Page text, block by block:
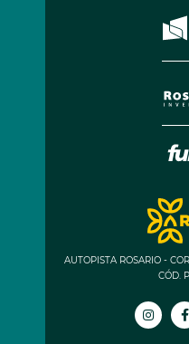
AUTOPISTA ROSARIO -
CÓD.